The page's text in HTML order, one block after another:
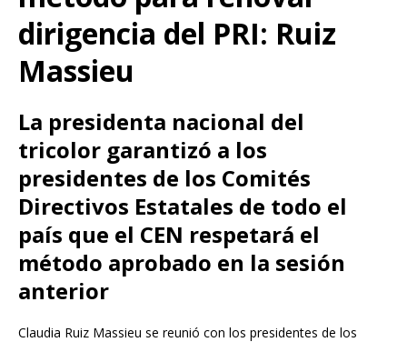
dirigencia del PRI: Ruiz
Massieu
La presidenta nacional del
tricolor garantizó a los
presidentes de los Comités
Directivos Estatales de todo el
país que el CEN respetará el
método aprobado en la sesión
anterior
Claudia Ruiz Massieu se reunió con los presidentes de los